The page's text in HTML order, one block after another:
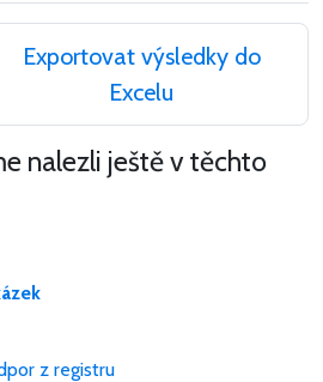
Exportovat výsledky do
Excelu
nalezli ještě v těchto
z registru